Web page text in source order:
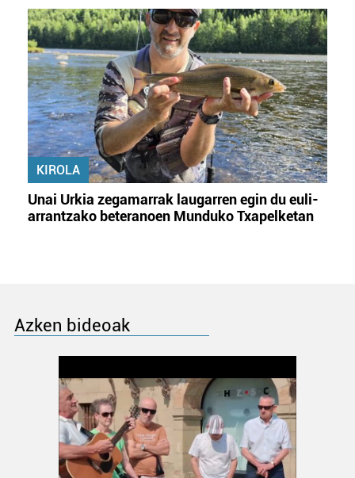
KIROLA
Unai Urkia zegamarrak laugarren egin du euli-
arrantzako beteranoen Munduko Txapelketan
Azken bideoak